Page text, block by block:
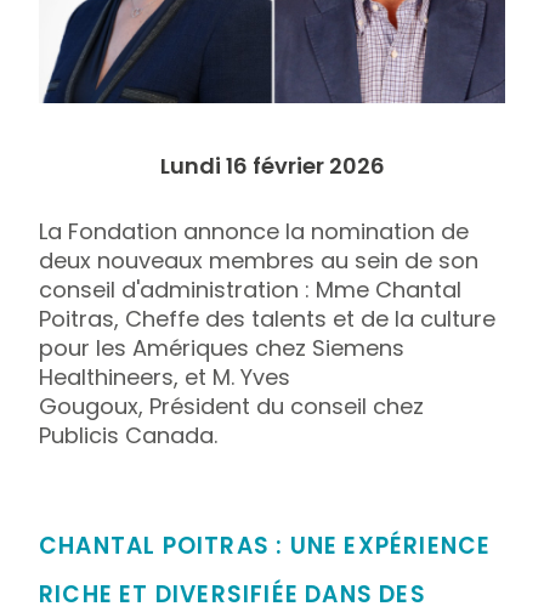
Lundi 16 février 2026
La Fondation annonce la nomination de
deux nouveaux membres au sein de son
conseil d'administration : Mme Chantal
Poitras, Cheffe des talents et de la culture
pour les Amériques chez Siemens
Healthineers, et M. Yves
Gougoux, Président du conseil chez
Publicis Canada.
CHANTAL POITRAS : UNE EXPÉRIENCE
RICHE ET DIVERSIFIÉE DANS DES